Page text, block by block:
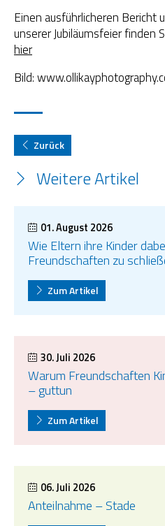
Einen ausführlicheren Bericht
unserer Jubiläumsfeier finden
hier
Bild:
Zurück
Weitere Artikel
01. August 2026
Wie Eltern ihre Kinder
Freundschaften zu
Zum Artikel
30. Juli 2026
Warum Freundschaften
– guttun
Zum Artikel
06. Juli 2026
Anteilnahme – Stade